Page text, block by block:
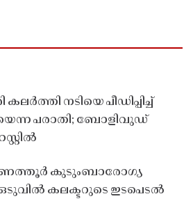
നടിയെ പീഡിപ്പിച്ച്
പരാതി; ബോളിവുഡ്
കുടുംബാരോഗ്യ
ഒടുവിൽ കലക്ടറുടെ ഇടപെടൽ